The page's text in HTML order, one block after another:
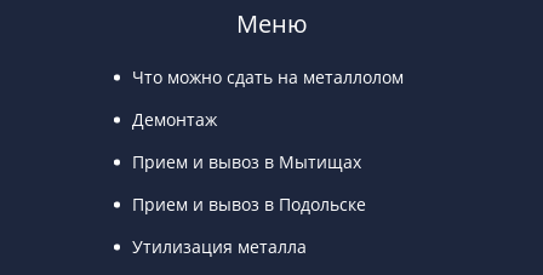
Меню
Что можно сдать на металлолом
Демонтаж
Прием и вывоз в Мытищах
Прием и вывоз в Подольске
Утилизация металла